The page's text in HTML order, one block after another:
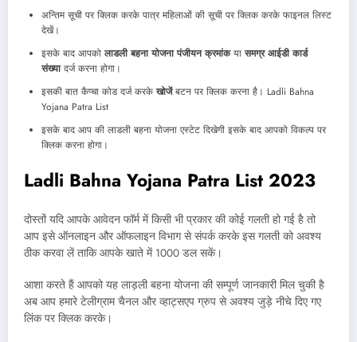
अन्तिम सूची पर क्लिक करके पात्र महिलाओं की सूची पर क्लिक करके फाइनल लिस्ट
देखें।
इसके बाद आपको लाडली बहना योजना पंजीयन क्रमांकया समग्र आईडी कार्ड
संख्यादर्ज करना होगा।
इसकी बात कैप्चा कोड दर्ज करके खोजेंबटन पर क्लिक करना है। Ladli Bahna
Yojana Patra List
इसके बाद आप की लाडली बहना योजना एस्टेट दिखेगी इसके बाद आपको विकल्प पर
क्लिक करना होगा।
Ladli Bahna Yojana Patra List 2023
दोस्तों यदि आपके आवेदन फॉर्म में किसी भी प्रकार की कोई गलती हो गई है तो
आप इसे ऑनलाइन और ऑफलाइन विभाग से संपर्क करके इस गलती को अवश्य
ठीक करवा लें ताकि आपके खाते में 1000 डल सकें।
आशा करते हैं आपको यह लाड़ली बहना योजना की सम्पूर्ण जानकारी मिल चुकी है
अब आप हमारे टेलीग्राम चैनल और व्हाट्सएप ग्रुप से अवश्य जुड़े नीचे दिए गए
लिंक पर क्लिक करके।